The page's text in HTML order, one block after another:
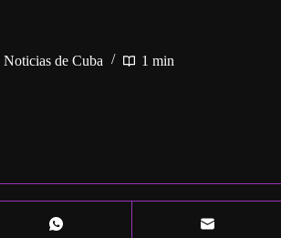
Noticias de Cuba 1 min